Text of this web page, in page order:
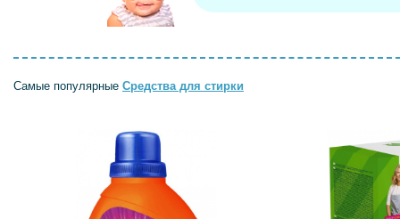
Самые популярные Средства для стирки